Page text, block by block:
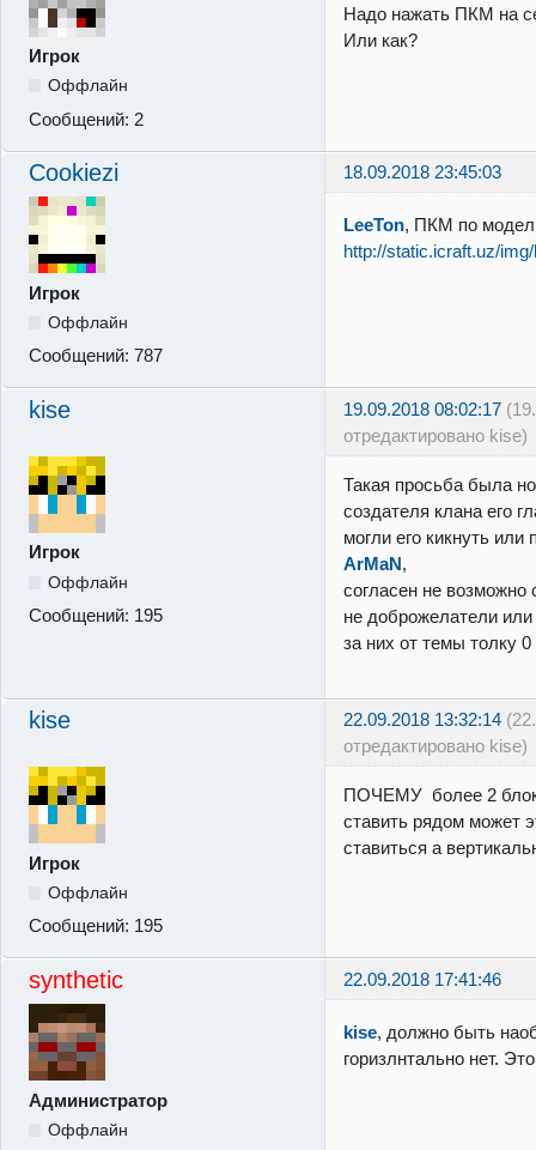
Игрок
Оффлайн
Сообщений: 2
Надо нажать ПКМ на
Или как?
Cookiezi 18.09.2018 23:45:03
Игрок
Оффлайн
Сообщений: 787
LeeTon, ПКМ по
http://static.icraft.uz/
kise 19.09.2018 08:02:17
отредактировано kise)
Игрок
Оффлайн
Сообщений: 195
Такая просьба была
создателя клана его
могли его кикнуть или
ArMaN,
согласен не возможно
не доброжелатели
за них от темы толку 0
kise 22.09.2018 13:32:14
отредактировано kise)
Игрок
Оффлайн
Сообщений: 195
ПОЧЕМУ более 2
ставить рядом может
ставиться а
synthetic 22.09.2018 17:41:46
Администратор
Оффлайн
kise, должно быть
горизлнтально нет.